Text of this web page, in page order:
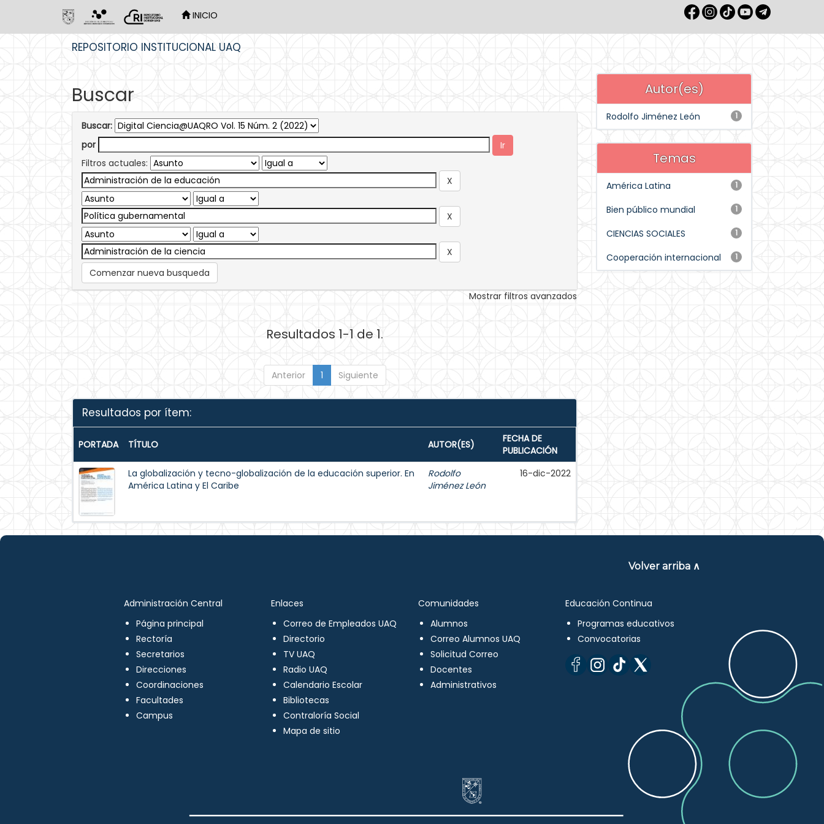
INICIO
REPOSITORIO INSTITUCIONAL UAQ
Buscar
Buscar:
por
Filtros actuales:
Comenzar nueva busqueda
Mostrar filtros avanzados
Resultados 1-1 de 1.
Anterior 1 Siguiente
Resultados por ítem:
PORTADA TÍTULO AUTOR(ES)
FECHA DE
PUBLICACIÓN
La globalización y tecno-globalización de la educación superior. En
América Latina y El Caribe
Rodolfo
Jiménez León
16-dic-2022
Autor(es)
1
Rodolfo Jiménez León
Temas
1
América Latina
1
Bien público mundial
1
CIENCIAS SOCIALES
1
Cooperación internacional
Volver arriba ∧
Administración Central
Página principal
Rectoría
Secretarios
Direcciones
Coordinaciones
Facultades
Campus
Enlaces
Correo de Empleados UAQ
Directorio
TV UAQ
Radio UAQ
Calendario Escolar
Bibliotecas
Contraloría Social
Mapa de sitio
Comunidades
Alumnos
Correo Alumnos UAQ
Solicitud Correo
Docentes
Administrativos
Educación Continua
Programas educativos
Convocatorias